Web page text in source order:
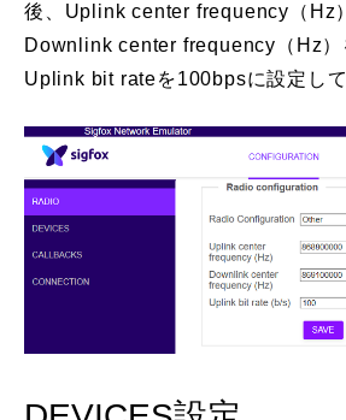
後、Uplink center frequency（Hz
Downlink center frequency（Hz）
Uplink bit rateを100bpsに設定して